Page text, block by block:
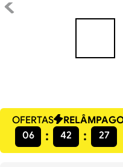
OFERTAS
06
42 27